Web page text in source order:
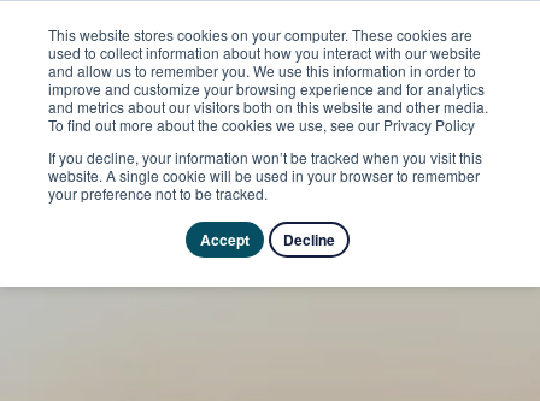
This website stores cookies on your computer. These cookies are
used to collect information about how you interact with our website
and allow us to remember you. We use this information in order to
improve and customize your browsing experience and for analytics
and metrics about our visitors both on this website and other media.
To find out more about the cookies we use, see our Privacy Policy
If you decline, your information won’t be tracked when you visit this
website. A single cookie will be used in your browser to remember
your preference not to be tracked.
Accept Decline